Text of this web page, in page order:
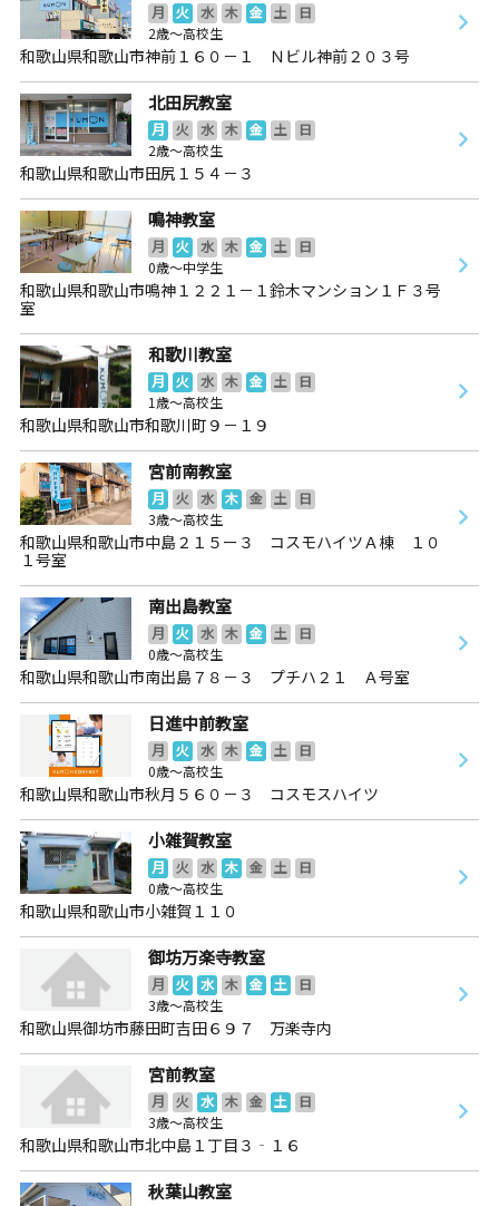
月 火 水 木 金 土
日
2歳～高校生
和歌山県和歌山市神前１６０－１ Ｎビル神前２０３号
北田尻教室
月 火 水 木 金 土
日
2歳～高校生
和歌山県和歌山市田尻１５４－３
鳴神教室
月 火 水 木 金 土
日
0歳～中学生
和歌山県和歌山市鳴神１２２１－１鈴木マンション１Ｆ３号
室
和歌川教室
月 火 水 木 金 土
日
1歳～高校生
和歌山県和歌山市和歌川町９－１９
宮前南教室
月 火 水 木 金 土
日
3歳～高校生
和歌山県和歌山市中島２１５ー３ コスモハイツＡ棟 １０
１号室
南出島教室
月 火 水 木 金 土
日
0歳～高校生
和歌山県和歌山市南出島７８－３ プチハ２１ Ａ号室
日進中前教室
月 火 水 木 金 土
日
0歳～高校生
和歌山県和歌山市秋月５６０－３ コスモスハイツ
小雑賀教室
月 火 水 木 金 土
日
0歳～高校生
和歌山県和歌山市小雑賀１１０
御坊万楽寺教室
月 火 水 木 金 土
日
3歳～高校生
和歌山県御坊市藤田町吉田６９７ 万楽寺内
宮前教室
月 火 水 木 金 土
日
3歳～高校生
和歌山県和歌山市北中島１丁目３‐１６
秋葉山教室